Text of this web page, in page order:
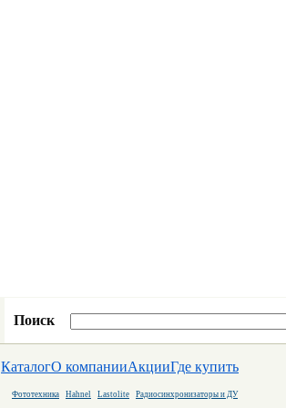
Поиск
КаталогО компанииАкцииГде купить
Фототехника Hahnel Lastolite Радиосинхронизаторы и ДУ